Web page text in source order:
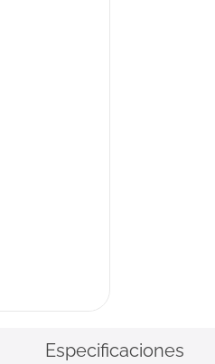
Especificaciones